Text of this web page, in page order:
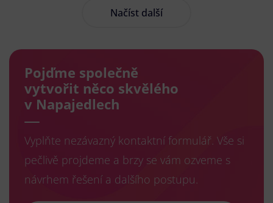
Načíst další
Pojďme společně
vytvořit něco skvělého
v Napajedlech
Vyplňte nezávazný kontaktní formulář. Vše si
pečlivě projdeme a brzy se vám ozveme s
návrhem řešení a dalšího postupu.